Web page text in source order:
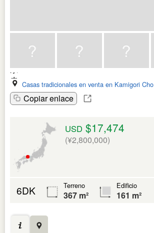
Casas tradicionales en venta en Kamigori Cho
Copiar enlace
USD $17,474
(¥2,800,000)
6DK Terreno
367 m²
Edificio
161 m²